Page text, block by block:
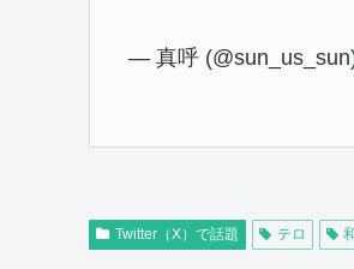
— 真呼
Twitter（X）で話題 テロ